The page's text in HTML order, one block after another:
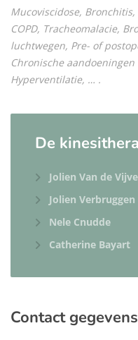
Mucoviscidose,
COPD, Tracheomalacie,
luchtwegen, Pre- of
Chronische
Hyperventilatie, … .
De
Jolien Van de
Jolien Verbruggen
Nele Cnudde
Catherine Bayart
Contact gegevens